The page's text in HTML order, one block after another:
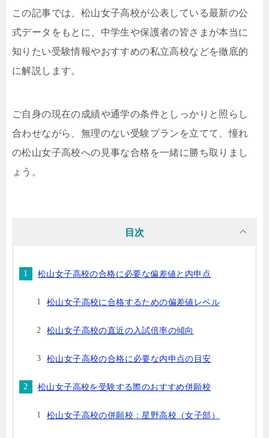
この記事では、松山女子高校が公表している最新の公
式データをもとに、中学生や保護者の皆さまが本当に
知りたい受験情報やおすすめの私立高校などを徹底的
に解説します。
ご自身の現在の成績や通学の条件としっかりと照らし
合わせながら、無理のない受験プランを立てて、憧れ
の松山女子高校への見事な合格を一緒に勝ち取りまし
ょう。
目次
松山女子高校の合格に必要な偏差値と内申点
松山女子高校に合格するための偏差値レベル
松山女子高校の直近の入試倍率の傾向
松山女子高校の合格に必要な内申点の目安
松山女子高校を受験する際のおすすめ併願校
松山女子高校の併願校：星野高校（女子部）